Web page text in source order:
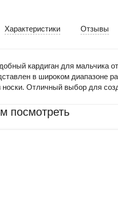
Характеристики Отзывы
кардиган для мальчика
в широком диапазоне
носки. Отличный выбор для
посмотреть